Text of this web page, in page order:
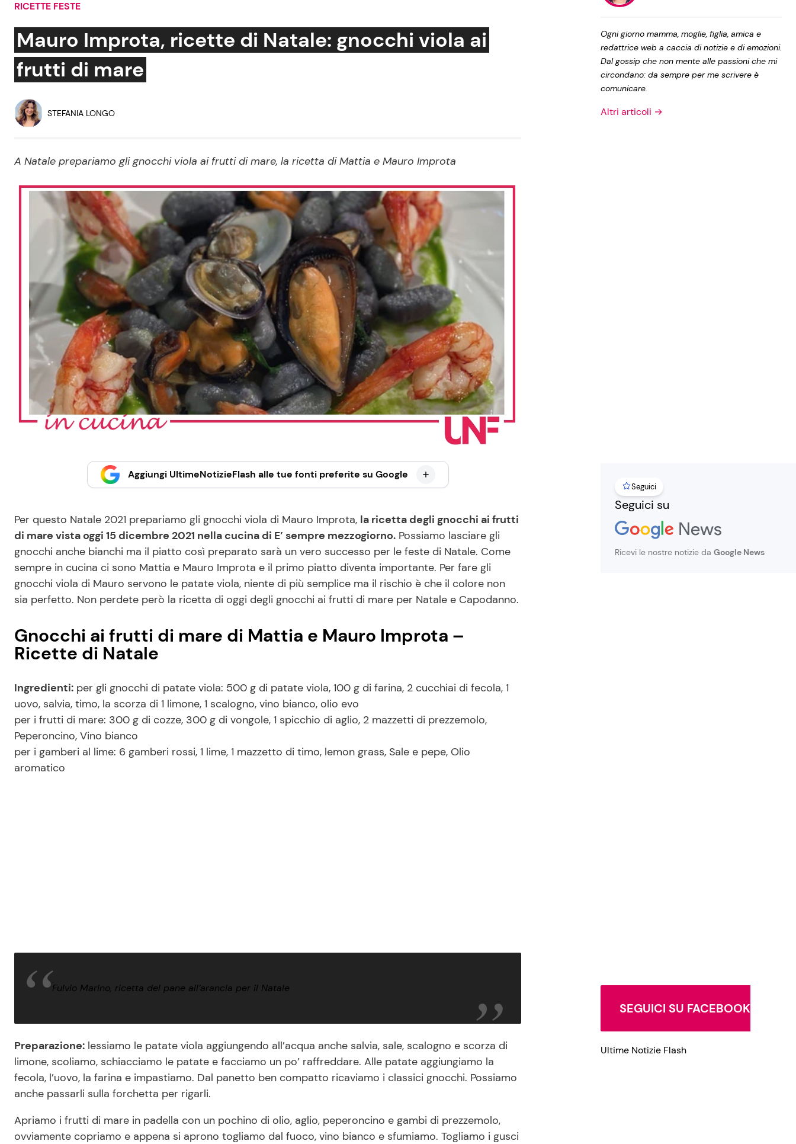
Social News
News dal mondo
Mondo Mamma
Salute
Viaggi e Turismo
Festività
Le Ricette in TV
Ricette Facili e Veloci
Ricette Feste
Ricette per Bambini
Privacy Policy
RICETTE FESTE
Mauro Improta, ricette di Natale: gnocchi viola ai
frutti di mare
STEFANIA LONGO
A Natale prepariamo gli gnocchi viola ai frutti di mare, la ricetta di Mattia e Mauro Improta
Aggiungi UltimeNotizieFlash alle tue fonti preferite su Google
Per questo Natale 2021 prepariamo gli gnocchi viola di Mauro Improta, la ricetta degli gnocchi ai frutti
di mare vista oggi 15 dicembre 2021 nella cucina di E’ sempre mezzogiorno. Possiamo lasciare gli
gnocchi anche bianchi ma il piatto così preparato sarà un vero successo per le feste di Natale. Come
sempre in cucina ci sono Mattia e Mauro Improta e il primo piatto diventa importante. Per fare gli
gnocchi viola di Mauro servono le patate viola, niente di più semplice ma il rischio è che il colore non
sia perfetto. Non perdete però la ricetta di oggi degli gnocchi ai frutti di mare per Natale e Capodanno.
Gnocchi ai frutti di mare di Mattia e Mauro Improta –
Ricette di Natale
Ingredienti: per gli gnocchi di patate viola: 500 g di patate viola, 100 g di farina, 2 cucchiai di fecola, 1
uovo, salvia, timo, la scorza di 1 limone, 1 scalogno, vino bianco, olio evo
per i frutti di mare: 300 g di cozze, 300 g di vongole, 1 spicchio di aglio, 2 mazzetti di prezzemolo,
Peperoncino, Vino bianco
per i gamberi al lime: 6 gamberi rossi, 1 lime, 1 mazzetto di timo, lemon grass, Sale e pepe, Olio
aromatico
Fulvio Marino, ricetta del pane all’arancia per il Natale
Preparazione: lessiamo le patate viola aggiungendo all’acqua anche salvia, sale, scalogno e scorza di
limone, scoliamo, schiacciamo le patate e facciamo un po’ raffreddare. Alle patate aggiungiamo la
fecola, l’uovo, la farina e impastiamo. Dal panetto ben compatto ricaviamo i classici gnocchi. Possiamo
anche passarli sulla forchetta per rigarli.
Apriamo i frutti di mare in padella con un pochino di olio, aglio, peperoncino e gambi di prezzemolo,
ovviamente copriamo e appena si aprono togliamo dal fuoco, vino bianco e sfumiamo. Togliamo i gusci
Ogni giorno mamma, moglie, figlia, amica e
redattrice web a caccia di notizie e di emozioni.
Dal gossip che non mente alle passioni che mi
circondano: da sempre per me scrivere è
comunicare.
Altri articoli →
Seguici
Seguici su
Ricevi le nostre notizie da Google News
SEGUICI SU FACEBOOK
Ultime Notizie Flash